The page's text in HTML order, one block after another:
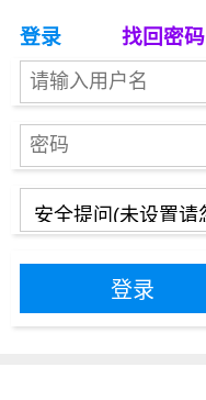
登录 找回密码
登录